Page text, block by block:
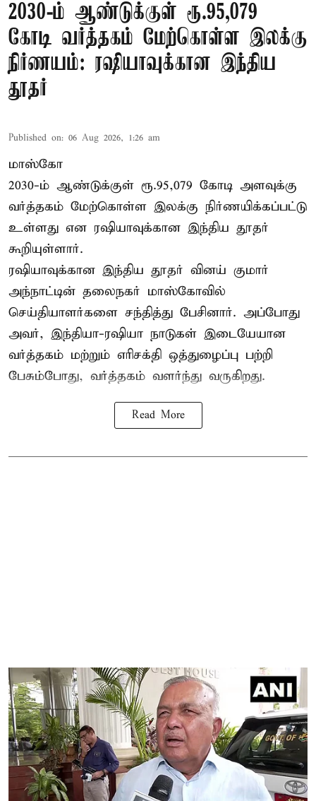
2030-ம் ஆண்டுக்குள் ரூ.95,079
கோடி வர்த்தகம் மேற்கொள்ள இலக்கு
நிர்ணயம்: ரஷியாவுக்கான இந்திய
தூதர்
Published on: 06 Aug 2026, 1:26 am
மாஸ்கோ
2030-ம் ஆண்டுக்குள் ரூ.95,079 கோடி அளவுக்கு
வர்த்தகம் மேற்கொள்ள இலக்கு நிர்ணயிக்கப்பட்டு
உள்ளது என ரஷியாவுக்கான இந்திய தூதர்
கூறியுள்ளார்.
ரஷியாவுக்கான இந்திய தூதர் வினய் குமார்
அந்நாட்டின் தலைநகர் மாஸ்கோவில்
செய்தியாளர்களை சந்தித்து பேசினார். அப்போது
அவர், இந்தியா-ரஷியா நாடுகள் இடையேயான
வர்த்தகம் மற்றும் எரிசக்தி ஒத்துழைப்பு பற்றி
பேசும்போது, வர்த்தகம் வளர்ந்து வருகிறது.
Read More